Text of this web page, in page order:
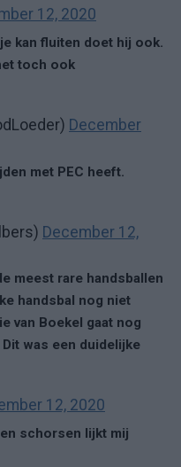
12, 2020
kan fluiten doet hij ook.
toch ook
December
met PEC heeft.
December 12,
meest rare handsballen
handsbal nog niet
van Boekel gaat nog
was een duidelijke
12, 2020
schorsen lijkt mij